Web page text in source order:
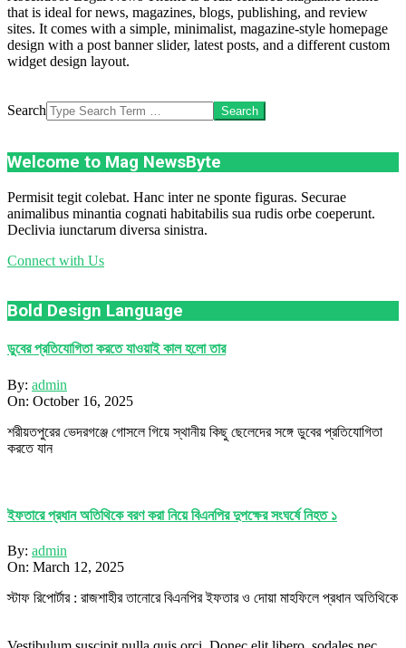
that is ideal for news, magazines, blogs, publishing, and review
sites. It comes with a simple, minimalist, magazine-style homepage
design with a post banner slider, latest posts, and a different custom
widget design layout.
Search
Welcome to Mag NewsByte
Permisit tegit colebat. Hanc inter ne sponte figuras. Securae
animalibus minantia cognati habitabilis sua rudis orbe coeperunt.
Declivia iunctarum diversa sinistra.
Connect with Us
Bold Design Language
ডুবের প্রতিযোগিতা করতে যাওয়াই কাল হলো তার
By: admin
On: October 16, 2025
শরীয়তপুরের ভেদরগঞ্জে গোসলে গিয়ে স্থানীয় কিছু ছেলেদের সঙ্গে ডুবের প্রতিযোগিতা
করতে যান
ইফতারে প্রধান অতিথিকে বরণ করা নিয়ে বিএনপির দুপক্ষের সংঘর্ষে নিহত ১
By: admin
On: March 12, 2025
স্টাফ রিপোর্টার : রাজশাহীর তানোরে বিএনপির ইফতার ও দোয়া মাহফিলে প্রধান অতিথিকে